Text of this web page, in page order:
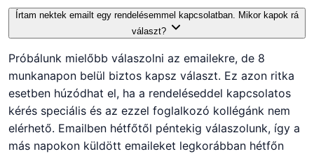
Írtam nektek emailt egy rendelésemmel kapcsolatban. Mikor kapok rá
választ?
Próbálunk mielőbb válaszolni az emailekre, de 8
munkanapon belül biztos kapsz választ. Ez azon ritka
esetben húzódhat el, ha a rendeléseddel kapcsolatos
kérés speciális és az ezzel foglalkozó kollégánk nem
elérhető. Emailben hétfőtől péntekig válaszolunk, így a
más napokon küldött emaileket legkorábban hétfőn